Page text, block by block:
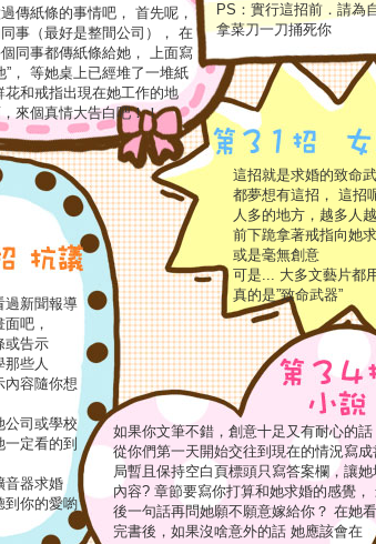
PS：實行這招前．請為
拿菜刀一刀捅死你
傳紙條的事情吧， 首先呢，
事（最好是整間公司）， 在
同事都傳紙條給她， 上面寫
”， 等她桌上已經堆了一堆紙
和戒指出現在她工作的地
來個真情大告白吧！！
這招就是求婚的致命
都夢想有這招， 這招
人多的地方，越多人
前下跪拿著戒指向她
或是毫無創意
可是... 大多文藝片都
真的是”致命武器”
過新聞報導
吧，
或告示
那些人
內容隨你想
公司或學校
一定看的到
音器求婚
到你的愛喲
如果你文筆不錯，創意十足又有耐心的話
從你們第一天開始交往到現在的情況寫成
局暫且保持空白頁標頭只寫答案欄，讓她
內容? 章節要寫你打算和她求婚的感覺，
後一句話再問她願不願意嫁給你？ 在她看
完書後，如果沒啥意外的話 她應該會在